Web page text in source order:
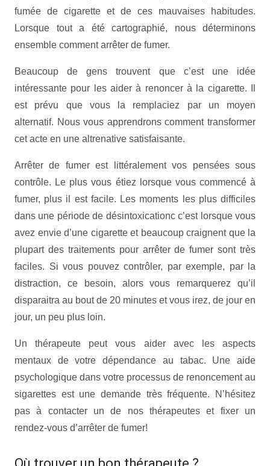
fumée de cigarette et de ces mauvaises habitudes.
Lorsque tout a été cartographié, nous déterminons
ensemble comment arrêter de fumer.
Beaucoup de gens trouvent que c’est une idée
intéressante pour les aider à renoncer à la cigarette. Il
est prévu que vous la remplaciez par un moyen
alternatif. Nous vous apprendrons comment transformer
cet acte en une altrenative satisfaisante.
Arrêter de fumer est littéralement vos pensées sous
contrôle. Le plus vous étiez lorsque vous commencé à
fumer, plus il est facile. Les moments les plus difficiles
dans une période de désintoxicationc c’est lorsque vous
avez envie d’une cigarette et beaucoup craignent que la
plupart des traitements pour arrêter de fumer sont très
faciles. Si vous pouvez contrôler, par exemple, par la
distraction, ce besoin, alors vous remarquerez qu’il
disparaitra au bout de 20 minutes et vous irez, de jour en
jour, un peu plus loin.
Un thérapeute peut vous aider avec les aspects
mentaux de votre dépendance au tabac. Une aide
psychologique dans votre processus de renoncement au
sigarettes est une demande très fréquente. N’hésitez
pas à contacter un de nos thérapeutes et fixer un
rendez-vous d’arrêter de fumer!
Où trouver un bon thérapeute ?